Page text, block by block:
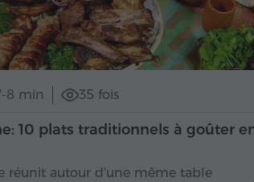
8 min 35 fois
10 plats traditionnels à goûter
réunit autour d'une même table